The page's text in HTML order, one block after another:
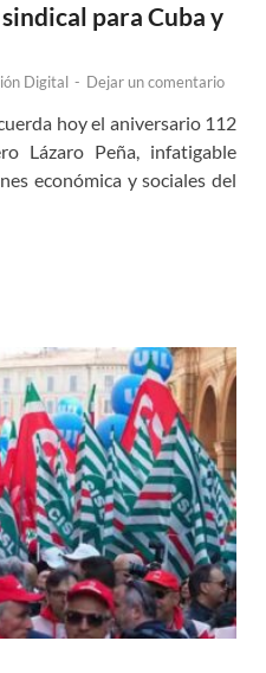
para Cuba y
Digital - Dejar un comentario
hoy el aniversario 112
Lázaro Peña, infatigable
económica y sociales del